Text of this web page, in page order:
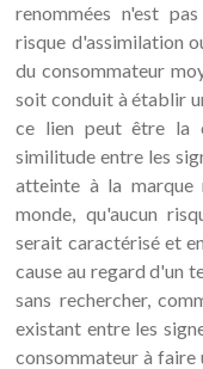
renommées n'est
risque d'assimilation
du consommateur
soit conduit à établir
ce lien peut être la
similitude entre les
atteinte à la marque
monde, qu'aucun
serait caractérisé et
cause au regard d'un
sans rechercher,
existant entre les
consommateur à faire